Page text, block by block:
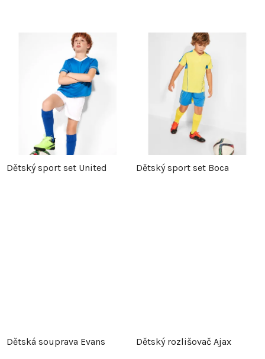
Dětský sport set United Dětský sport set Boca
Dětská souprava Evans Dětský rozlišovač Ajax